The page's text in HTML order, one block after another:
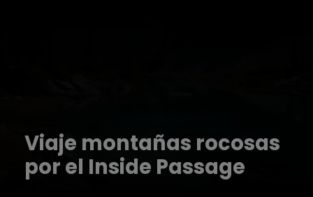
Viaje montañas rocosas
por el Inside Passage